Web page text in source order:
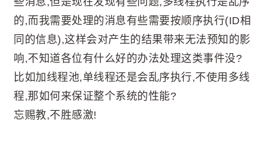
的,而我需要处理的消息有些需要按顺序执行(ID相
同的信息),这样会对产生的结果带来无法预知的影
响,不知道各位有什么好的办法处理这类事件没?
比如加线程池,单线程还是会乱序执行,不使用多线
程,那如何来保证整个系统的性能?
忘赐教,不胜感激!